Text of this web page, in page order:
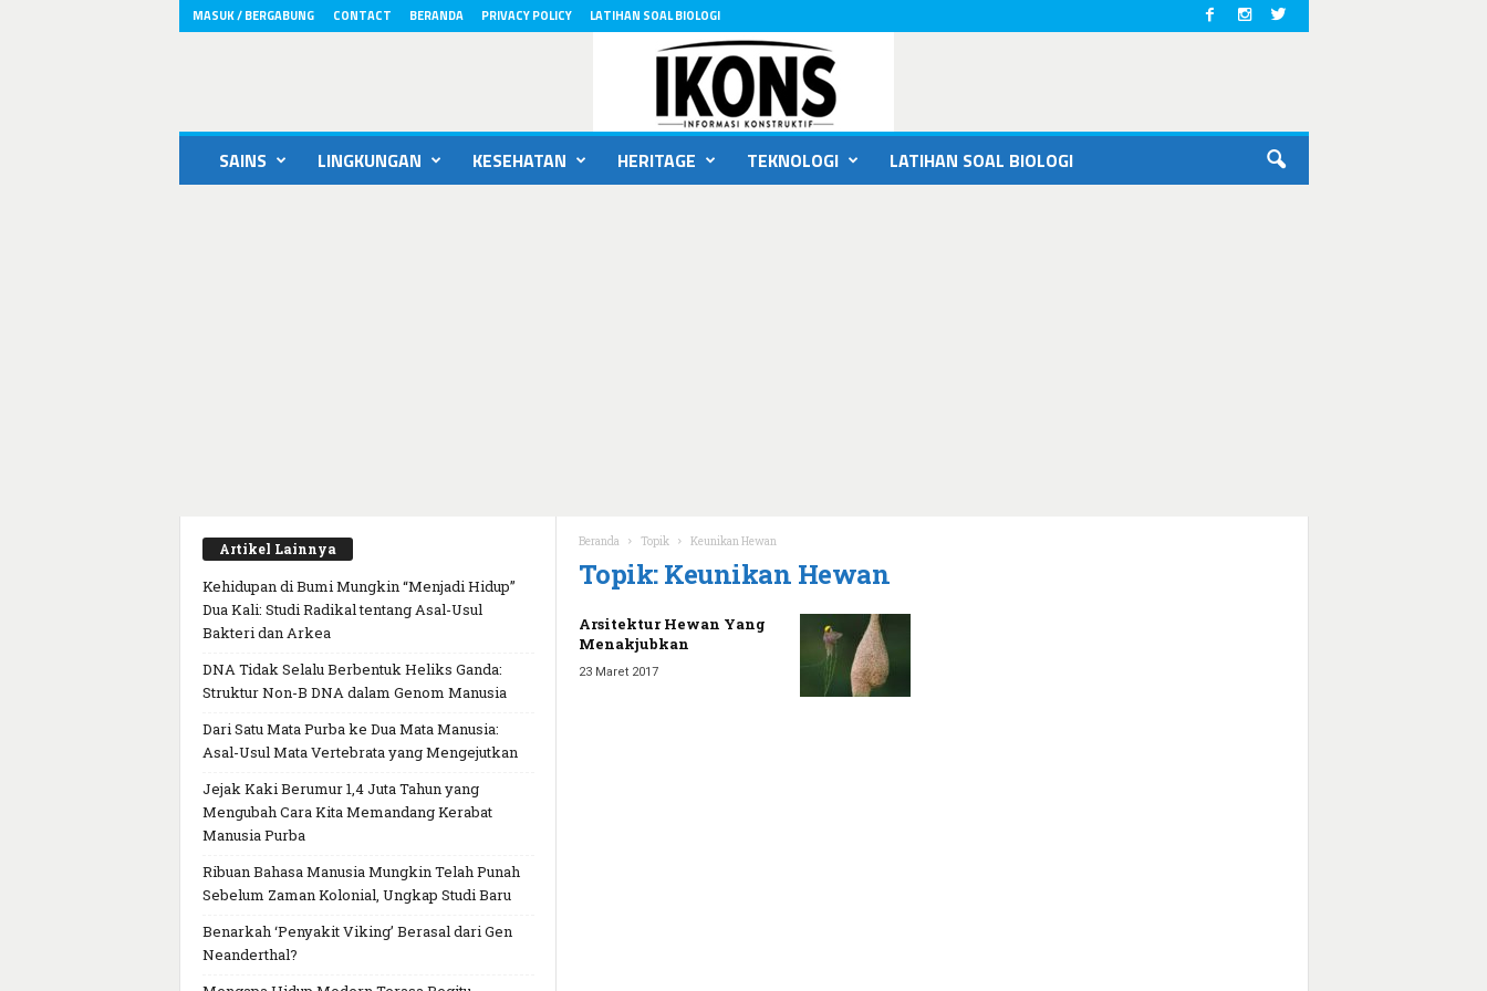
MASUK / BERGABUNG CONTACT BERANDA PRIVACY POLICY LATIHAN SOAL BIOLOGI
SAINS LINGKUNGAN KESEHATAN HERITAGE TEKNOLOGI LATIHAN SOAL BIOLOGI
Beranda Topik Keunikan Hewan
Topik: Keunikan Hewan
Arsitektur Hewan Yang
Menakjubkan
23 Maret 2017
Artikel Lainnya
Kehidupan di Bumi Mungkin “Menjadi Hidup”
Dua Kali: Studi Radikal tentang Asal-Usul
Bakteri dan Arkea
DNA Tidak Selalu Berbentuk Heliks Ganda:
Struktur Non-B DNA dalam Genom Manusia
Dari Satu Mata Purba ke Dua Mata Manusia:
Asal-Usul Mata Vertebrata yang Mengejutkan
Jejak Kaki Berumur 1,4 Juta Tahun yang
Mengubah Cara Kita Memandang Kerabat
Manusia Purba
Ribuan Bahasa Manusia Mungkin Telah Punah
Sebelum Zaman Kolonial, Ungkap Studi Baru
Benarkah ‘Penyakit Viking’ Berasal dari Gen
Neanderthal?